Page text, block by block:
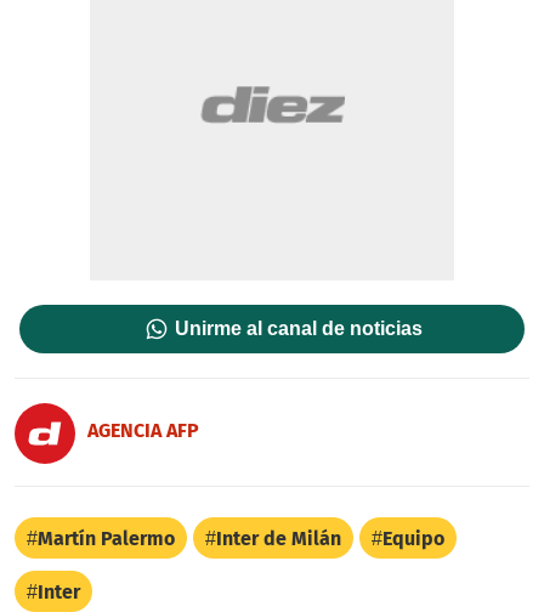
Unirme al canal de noticias
AGENCIA AFP
Martín Palermo Inter de Milán Equipo
Inter